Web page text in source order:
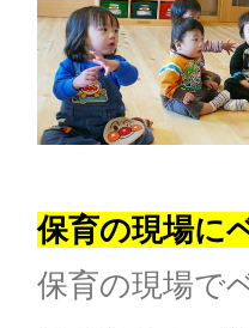
保育の現場に
保育の現場で